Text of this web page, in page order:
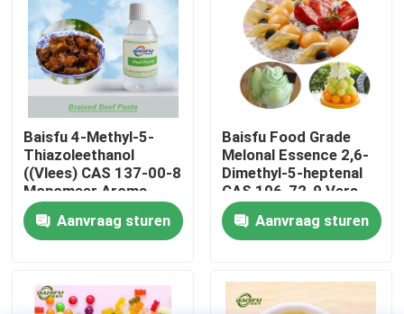
Over ons
Fabriekstocht
Kwaliteitscontrole
Neem contact met ons op
Voedingsmiddelenessenties
Baisfu 4-Methyl-5-
Thiazoleethanol
((Vlees) CAS 137-00-8
Monomeer Aroma,
Essence Adjuvant
Aanvraag sturen
Baisfu Food Grade
Melonal Essence 2,6-
Dimethyl-5-heptenal
CAS 106-72-9 Vers
meloenaroma voor
drank en dagelijkse
geur
Aanvraag sturen